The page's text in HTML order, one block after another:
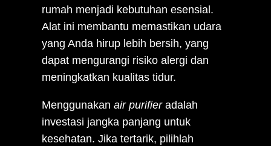
rumah menjadi kebutuhan esensial.
Alat ini membantu memastikan udara
yang Anda hirup lebih bersih, yang
dapat mengurangi risiko alergi dan
meningkatkan kualitas tidur.
Menggunakan air purifieradalah
investasi jangka panjang untuk
kesehatan. Jika tertarik, pilihlah